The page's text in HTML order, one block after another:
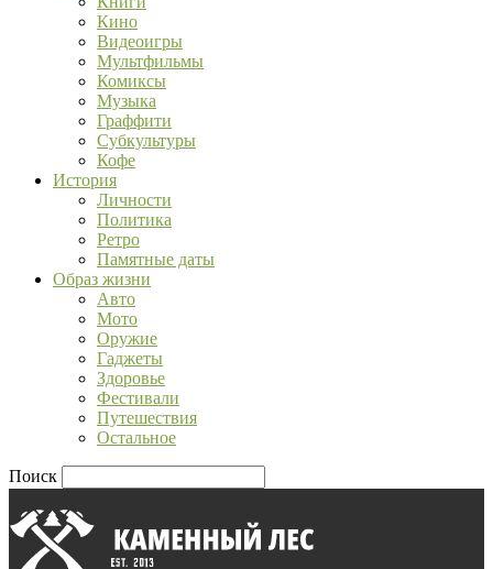
Кино
Видеоигры
Мультфильмы
Комиксы
Музыка
Граффити
Субкультуры
Кофе
История
Личности
Политика
Ретро
Памятные даты
Образ жизни
Авто
Мото
Оружие
Гаджеты
Здоровье
Фестивали
Путешествия
Остальное
Поиск